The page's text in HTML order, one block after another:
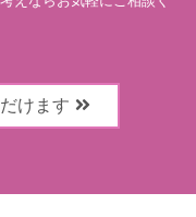
けます